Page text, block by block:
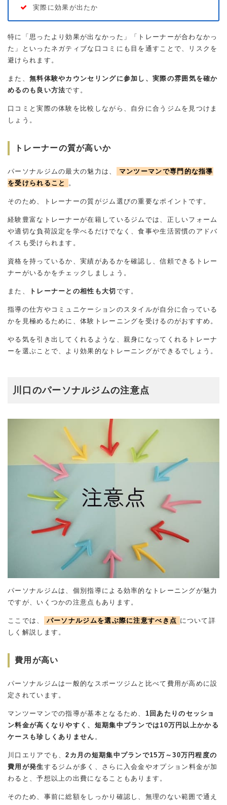
実際に効果が出たか
特に「思ったより効果が出なかった」「トレーナーが合わなかっ
た」といったネガティブな口コミにも目を通すことで、リスクを
避けられます。
また、 無料体験やカウンセリングに参加し、実際の雰囲気を確か
めるのも良い方法です。
口コミと実際の体験を比較しながら、自分に合うジムを見つけま
しょう。
トレーナーの質が高いか
パーソナルジムの最大の魅力は、
マンツーマンで専門的な指導
を受けられること
。
そのため、トレーナーの質がジム選びの重要なポイントです。
経験豊富なトレーナーが在籍しているジムでは、正しいフォーム
や適切な負荷設定を学べるだけでなく、食事や生活習慣のアドバ
イスも受けられます。
資格を持っているか、実績があるかを確認し、信頼できるトレー
ナーがいるかをチェックしましょう。
また、 トレーナーとの相性も大切 です。
指導の仕方やコミュニケーションのスタイルが自分に合っている
かを見極めるために、体験トレーニングを受けるのがおすすめ。
やる気を引き出してくれるような、親身になってくれるトレーナ
ーを選ぶことで、より効果的なトレーニングができるでしょう。
川口のパーソナルジムの注意点
パーソナルジムは、個別指導による効率的なトレーニングが魅力
ですが、いくつかの注意点もあります。
ここでは、 パーソナルジムを選ぶ際に注意すべき点 について詳
しく解説します。
費用が高い
パーソナルジムは一般的なスポーツジムと比べて費用が高めに設
定されています。
マンツーマンでの指導が基本となるため、 1回あたりのセッショ
ン料金が高くなりやすく、短期集中プランでは10万円以上かかる
ケースも珍しくありません 。
川口エリアでも、2カ月の短期集中プランで15万～30万円程度の
費用が発生 するジムが多く、さらに入会金やオプション料金が加
わると、予想以上の出費になることもあります。
そのため、事前に総額をしっかり確認し、無理のない範囲で通え